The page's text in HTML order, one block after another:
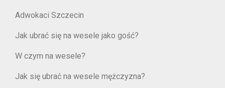
Adwokaci Szczecin
Jak ubrać się na wesele jako gość?
W czym na wesele?
Jak się ubrać na wesele mężczyzna?